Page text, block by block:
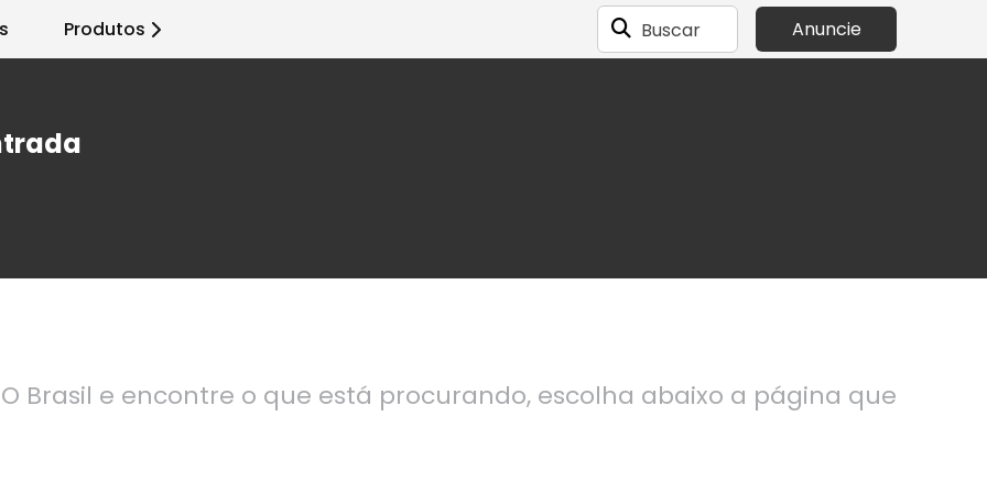
Produtos Buscar Anuncie
Brasil e encontre o que está procurando, escolha abaixo a página que